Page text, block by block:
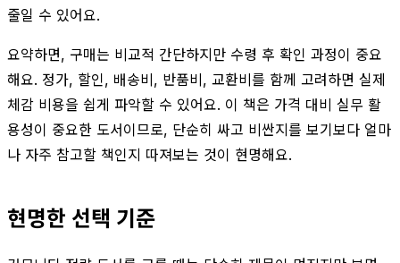
줄일 수 있어요.
요약하면, 구매는 비교적 간단하지만 수령 후 확인 과정이 중요
해요. 정가, 할인, 배송비, 반품비, 교환비를 함께 고려하면 실제
체감 비용을 쉽게 파악할 수 있어요. 이 책은 가격 대비 실무 활
용성이 중요한 도서이므로, 단순히 싸고 비싼지를 보기보다 얼마
나 자주 참고할 책인지 따져보는 것이 현명해요.
현명한 선택 기준